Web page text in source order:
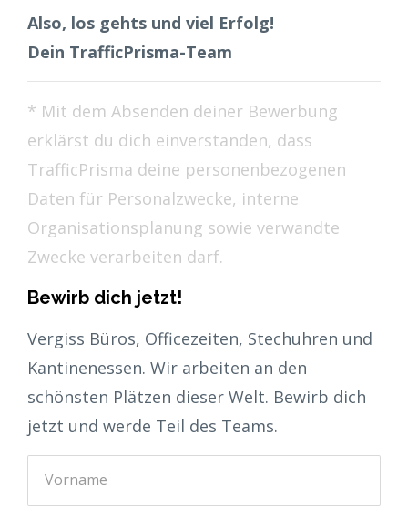
Also, los gehts und viel Erfolg!
Dein TrafficPrisma-Team
* Mit dem Absenden deiner Bewerbung
erklärst du dich einverstanden, dass
TrafficPrisma deine personenbezogenen
Daten für Personalzwecke, interne
Organisationsplanung sowie verwandte
Zwecke verarbeiten darf.
Bewirb dich jetzt!
Vergiss Büros, Officezeiten, Stechuhren und
Kantinenessen. Wir arbeiten an den
schönsten Plätzen dieser Welt. Bewirb dich
jetzt und werde Teil des Teams.